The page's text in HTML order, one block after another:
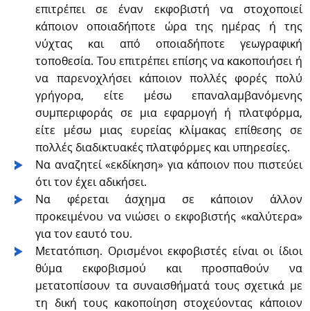
επιτρέπει σε έναν εκφοβιστή να στοχοποιεί
κάποιον οποιαδήποτε ώρα της ημέρας ή της
νύχτας και από οποιαδήποτε γεωγραφική
τοποθεσία. Του επιτρέπει επίσης να κακοποιήσει ή
να παρενοχλήσει κάποιον πολλές φορές πολύ
γρήγορα, είτε μέσω επαναλαμβανόμενης
συμπεριφοράς σε μια εφαρμογή ή πλατφόρμα,
είτε μέσω μιας ευρείας κλίμακας επίθεσης σε
πολλές διαδικτυακές πλατφόρμες και υπηρεσίες.
Nα αναζητεί «εκδίκηση» για κάποιον που πιστεύει
ότι τον έχει αδικήσει.
Να φέρεται άσχημα σε κάποιον άλλον
προκειμένου να νιώσει ο εκφοβιστής «καλύτερα»
για τον εαυτό του.
Μετατόπιση. Ορισμένοι εκφοβιστές είναι οι ίδιοι
θύμα εκφοβισμού και προσπαθούν να
μετατοπίσουν τα συναισθήματά τους σχετικά με
τη δική τους κακοποίηση στοχεύοντας κάποιον